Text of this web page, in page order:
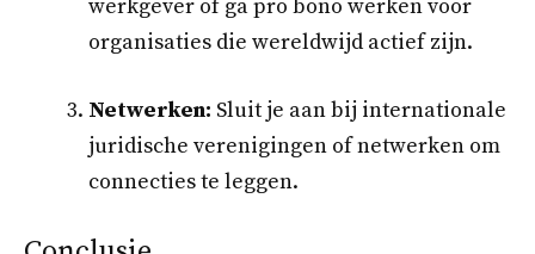
werkgever of ga pro bono werken voor
organisaties die wereldwijd actief zijn.
Netwerken: Sluit je aan bij internationale
juridische verenigingen of netwerken om
connecties te leggen.